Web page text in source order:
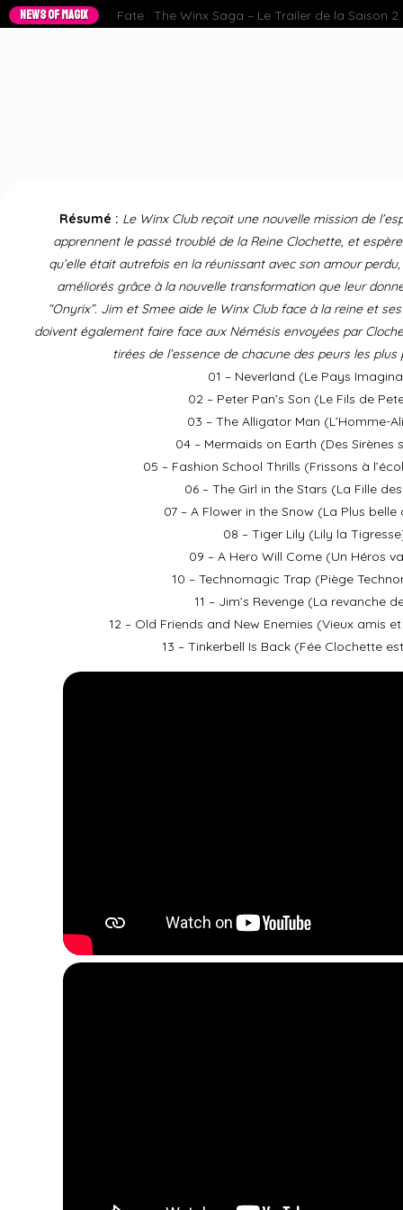
NEWS OF MAGIX Fate : The Winx Saga – Le Trailer de la Saison
Résumé : Le Winx Club reçoit une nouvelle mission de
apprennent le passé troublé de la Reine Clochette, et
qu’elle était autrefois en la réunissant avec son amour
améliorés grâce à la nouvelle transformation que leur
“Onyrix”. Jim et Smee aide le Winx Club face à la reine et
doivent également faire face aux Némésis envoyées par
tirées de l’essence de chacune des peurs les
01 – Neverland (Le Pays
02 – Peter Pan’s Son (Le Fils de
03 – The Alligator Man (L’Homme-
04 – Mermaids on Earth (Des Sirènes
05 – Fashion School Thrills (Frissons à
06 – The Girl in the Stars (La Fille
07 – A Flower in the Snow (La Plus belle
08 – Tiger Lily (Lily la
09 – A Hero Will Come (Un Héros
10 – Technomagic Trap (Piège
11 – Jim’s Revenge (La revanche
12 – Old Friends and New Enemies (Vieux amis
13 – Tinkerbell Is Back (Fée Clochette